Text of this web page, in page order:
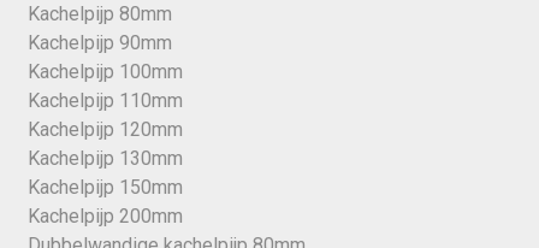
Kachelpijp 80mm
Kachelpijp 90mm
Kachelpijp 100mm
Kachelpijp 110mm
Kachelpijp 120mm
Kachelpijp 130mm
Kachelpijp 150mm
Kachelpijp 200mm